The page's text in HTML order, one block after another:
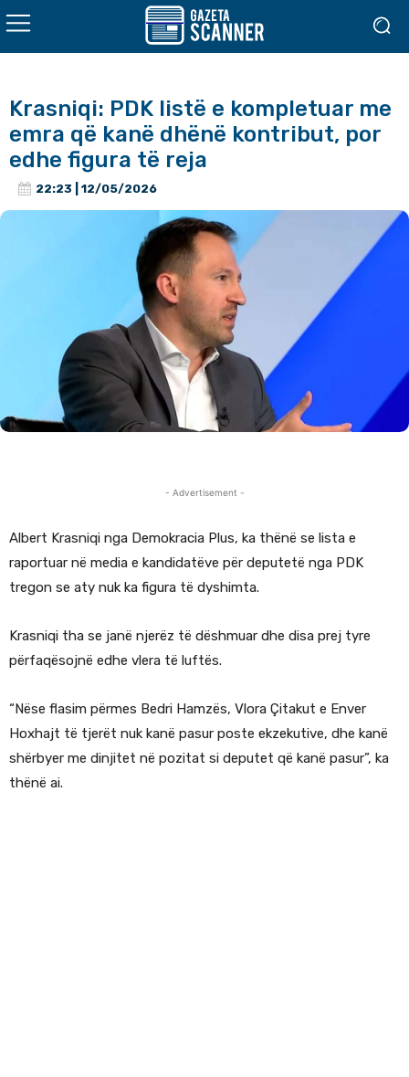
Krasniqi: PDK listë e kompletuar me
emra që kanë dhënë kontribut, por
edhe figura të reja
22:23 | 12/05/2026
- Advertisement -
Albert Krasniqi nga Demokracia Plus, ka thënë se lista e
raportuar në media e kandidatëve për deputetë nga PDK
tregon se aty nuk ka figura të dyshimta.
Krasniqi tha se janë njerëz të dëshmuar dhe disa prej tyre
përfaqësojnë edhe vlera të luftës.
“Nëse flasim përmes Bedri Hamzës, Vlora Çitakut e Enver
Hoxhajt të tjerët nuk kanë pasur poste ekzekutive, dhe kanë
shërbyer me dinjitet në pozitat si deputet që kanë pasur”, ka
thënë ai.